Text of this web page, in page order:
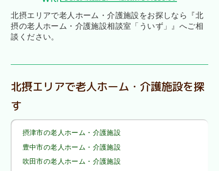
北摂エリアで老人ホーム・介護施設をお探しなら
『北
摂の老人ホーム・介護施設相談室「ういず」』へご相
談ください。
北摂エリアで老人ホーム・介護施設を探
す
摂津市の老人ホーム・介護施設
豊中市の老人ホーム・介護施設
吹田市の老人ホーム・介護施設